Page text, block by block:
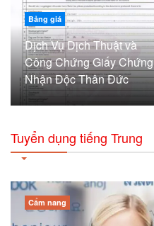
Bảng giá
Dịch Vụ Dịch Thuật và
Công Chứng Giấy Chứng
Nhận Độc Thân Đức
Tuyển dụng tiếng Trung
Cẩm nang